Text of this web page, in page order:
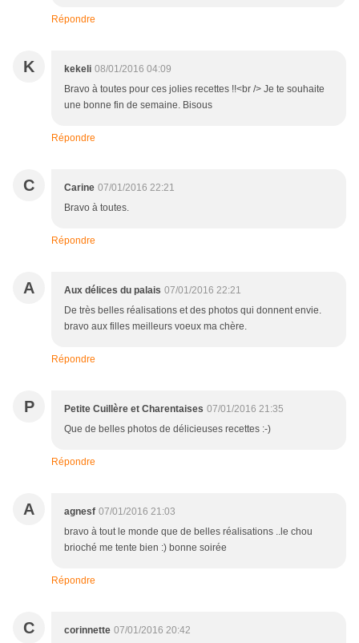
Répondre
K kekeli 08/01/2016 04:09
Bravo à toutes pour ces jolies recettes !!<br /> Je te souhaite
une bonne fin de semaine. Bisous
Répondre
C Carine 07/01/2016 22:21
Bravo à toutes.
Répondre
A Aux délices du palais 07/01/2016 22:21
De très belles réalisations et des photos qui donnent envie.
bravo aux filles meilleurs voeux ma chère.
Répondre
P Petite Cuillère et Charentaises 07/01/2016 21:35
Que de belles photos de délicieuses recettes :-)
Répondre
A agnesf 07/01/2016 21:03
bravo à tout le monde que de belles réalisations ..le chou
brioché me tente bien :) bonne soirée
Répondre
C corinnette 07/01/2016 20:42